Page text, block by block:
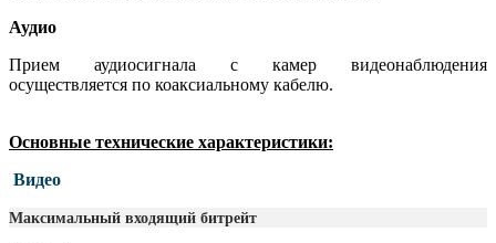
Аудио
Прием аудиосигнала с камер видеонаблюдения
осуществляется по коаксиальному кабелю.
Основные технические характеристики:
Видео
Максимальный входящий битрейт